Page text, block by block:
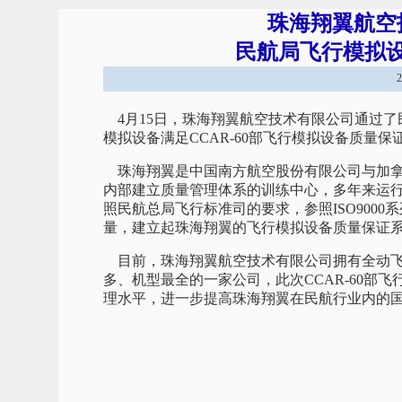
珠海翔翼航
民航局飞行模拟
4月15日，珠海翔翼航空技术有限公司通过
模拟设备满足CCAR-60部飞行模拟设备质量保
珠海翔翼是中国南方航空股份有限公司与加
内部建立质量管理体系的训练中心，多年来运
照民航总局飞行标准司的要求，参照ISO9000
量，建立起珠海翔翼的飞行模拟设备质量保证
目前，珠海翔翼航空技术有限公司拥有全动
多、机型最全的一家公司，此次CCAR-60部
理水平，进一步提高珠海翔翼在民航行业内的